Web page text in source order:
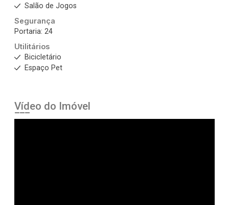
Salão de Jogos
Segurança
Portaria: 24
Utilitários
Bicicletário
Espaço Pet
Vídeo do Imóvel